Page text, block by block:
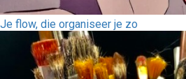
Je flow, die organiseer je zo